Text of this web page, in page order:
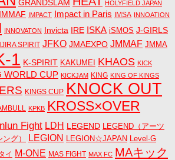
GRANDSLAM HOLYFIELD JAPAN
IMMAF IMPACT Impact in Paris IMSA INNOATION
INNOVATON Invicta IRE ISKA iSMOS J-GIRLS
SPIRIT JFKO JMAEXPO JMMAF JMMA
1 K-SPIRIT KAKUMEI KHAOS KICK
WORLD CUP KICKJAM KING KING OF KINGS
KINGS CUP KNOCK OUT
KPKB KROSS×OVER
Fight LDH LEGEND LEGEND（アーツ
グ） LEGION LEGION☆JAPAN Level-G
イ M-ONE MAS FIGHT MAX FC MAキック